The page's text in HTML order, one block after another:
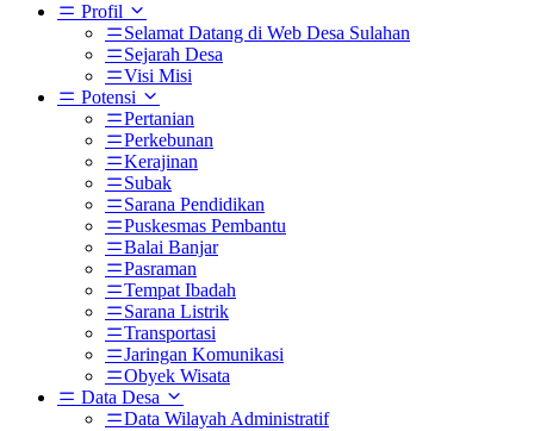
Profil
Selamat Datang di Web Desa Sulahan
Sejarah Desa
Visi Misi
Potensi
Pertanian
Perkebunan
Kerajinan
Subak
Sarana Pendidikan
Puskesmas Pembantu
Balai Banjar
Pasraman
Tempat Ibadah
Sarana Listrik
Transportasi
Jaringan Komunikasi
Obyek Wisata
Data Desa
Data Wilayah Administratif